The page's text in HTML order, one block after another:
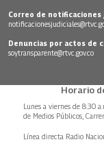
Correo de notificaciones
Denuncias por actos de
soytransparente@rtvc.gov.co
Horario
Lunes a viernes de 8:30
de Medios Públicos,
Línea directa Radio